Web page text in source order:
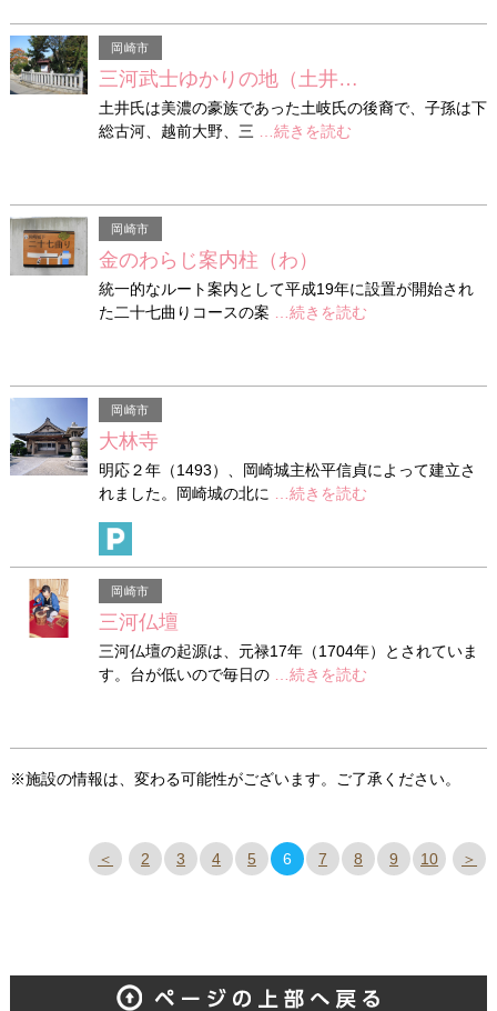
岡崎市
三河武士ゆかりの地（土井…
土井氏は美濃の豪族であった土岐氏の後裔で、子孫は下
総古河、越前大野、三 …続きを読む
岡崎市
金のわらじ案内柱（わ）
統一的なルート案内として平成19年に設置が開始され
た二十七曲りコースの案 …続きを読む
岡崎市
大林寺
明応２年（1493）、岡崎城主松平信貞によって建立さ
れました。岡崎城の北に …続きを読む
岡崎市
三河仏壇
三河仏壇の起源は、元禄17年（1704年）とされていま
す。台が低いので毎日の …続きを読む
※施設の情報は、変わる可能性がございます。ご了承ください。
＜ 2 3 4 5 6 7 8 9 10 ＞